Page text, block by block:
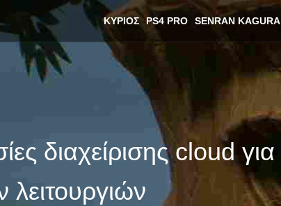
ΚΎΡΙΟΣ PS4 PRO SENRAN KAGURA
διαχείρισης cloud για
λειτουργιών